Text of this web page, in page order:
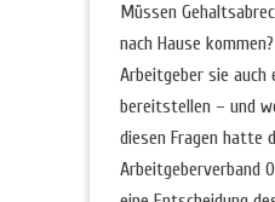
Müssen
nach Hause
Arbeitgeber sie auch
bereitstellen – und
diesen Fragen hatte
Arbeitgeberverband